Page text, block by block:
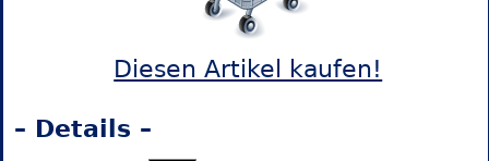
Diesen Artikel kaufen!
– Details –